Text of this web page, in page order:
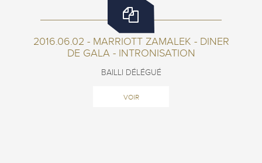
2016.06.02 - MARRIOTT ZAMALEK - DINER
DE GALA - INTRONISATION
BAILLI DÉLÉGUÉ
VOIR